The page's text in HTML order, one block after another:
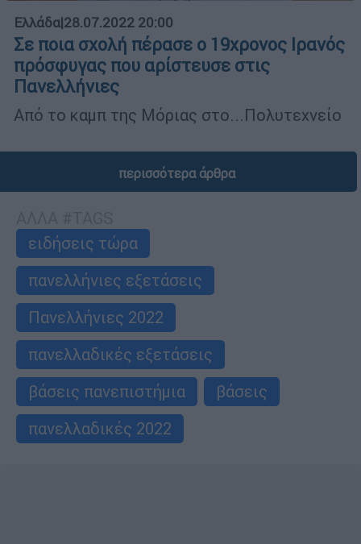
Ελλάδα|28.07.2022 20:00
Σε ποια σχολή πέρασε ο 19χρονος Ιρανός
πρόσφυγας που αρίστευσε στις
Πανελλήνιες
Από το καμπ της Μόριας στο...Πολυτεχνείο
περισσότερα άρθρα
ειδήσεις τώρα
πανελλήνιες εξετάσεις
Πανελλήνιες 2022
πανελλαδικές εξετάσεις
βάσεις πανεπιστήμια
βάσεις
πανελλαδικές 2022